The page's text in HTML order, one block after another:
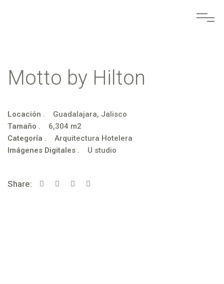
Motto by Hilton
Locación .
Guadalajara, Jalisco
Tamaño .
6,304 m2
Categoría .
Arquitectura Hotelera
Imágenes Digitales .
U studio
Share: